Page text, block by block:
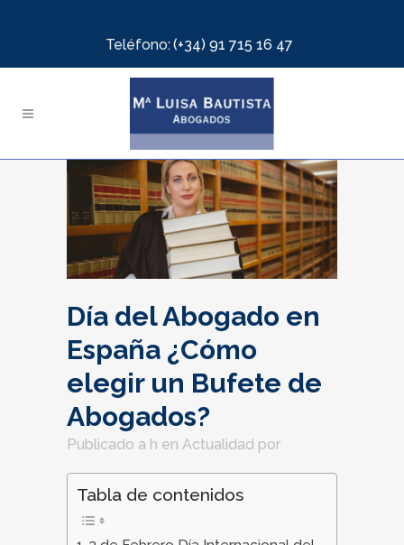
Teléfono:(+34) 91 715 16 47
Día del Abogado en
España ¿Cómo
elegir un Bufete de
Abogados?
Publicado a h en Actualidad por
Tabla de contenidos